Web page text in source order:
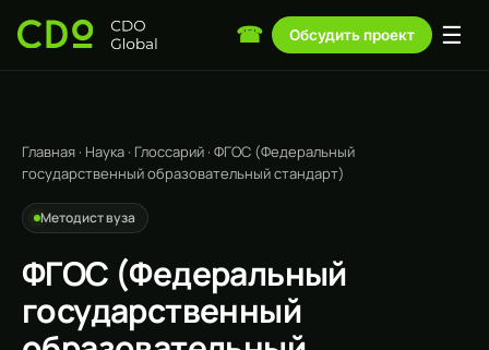
☎ Обсудить проект ☰
Главная · Наука · Глоссарий · ФГОС (Федеральный
государственный образовательный стандарт)
Методист вуза
ФГОС (Федеральный
государственный